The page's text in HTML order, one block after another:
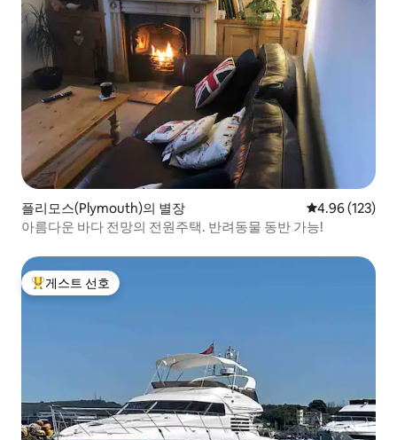
플리모스(Plymouth)의 별장 평점 4.96점(5
4.96 (123)
아름다운 바다 전망의 전원주택. 반려동물 동반 가능!
상위 게스트 선호
게스트 선호